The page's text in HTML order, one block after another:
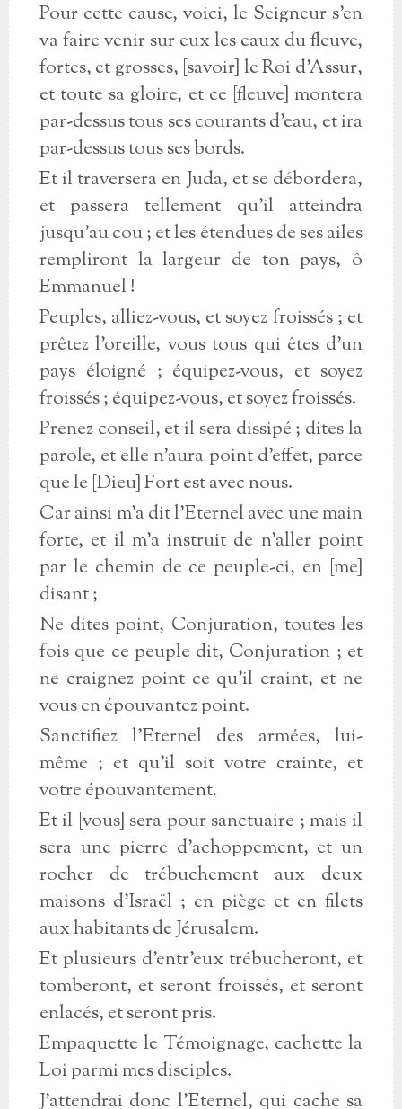
Pour cette cause, voici, le Seigneur s’en
va faire venir sur eux les eaux du fleuve,
fortes, et grosses, [savoir] le Roi d’Assur,
et toute sa gloire, et ce [fleuve] montera
par-dessus tous ses courants d’eau, et ira
par-dessus tous ses bords.
Et il traversera en Juda, et se débordera,
et passera tellement qu’il atteindra
jusqu’au cou ; et les étendues de ses ailes
rempliront la largeur de ton pays, ô
Emmanuel !
Peuples, alliez-vous, et soyez froissés ; et
prêtez l’oreille, vous tous qui êtes d’un
pays éloigné ; équipez-vous, et soyez
froissés ; équipez-vous, et soyez froissés.
Prenez conseil, et il sera dissipé ; dites la
parole, et elle n’aura point d’effet, parce
que le [Dieu] Fort est avec nous.
Car ainsi m’a dit l’Eternel avec une main
forte, et il m’a instruit de n’aller point
par le chemin de ce peuple-ci, en [me]
disant ;
Ne dites point, Conjuration, toutes les
fois que ce peuple dit, Conjuration ; et
ne craignez point ce qu’il craint, et ne
vous en épouvantez point.
Sanctifiez l’Eternel des armées, lui-
même ; et qu’il soit votre crainte, et
votre épouvantement.
Et il [vous] sera pour sanctuaire ; mais il
sera une pierre d’achoppement, et un
rocher de trébuchement aux deux
maisons d’Israël ; en piège et en filets
aux habitants de Jérusalem.
Et plusieurs d’entr’eux trébucheront, et
tomberont, et seront froissés, et seront
enlacés, et seront pris.
Empaquette le Témoignage, cachette la
Loi parmi mes disciples.
J’attendrai donc l’Eternel, qui cache sa